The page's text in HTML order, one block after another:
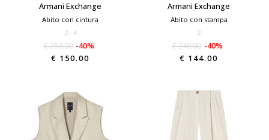
Armani Exchange
Abito con cintura
2 4
€ 250.00 -40%
€ 150.00
Armani Exchange
Abito con stampa
2
€ 240.00 -40%
€ 144.00